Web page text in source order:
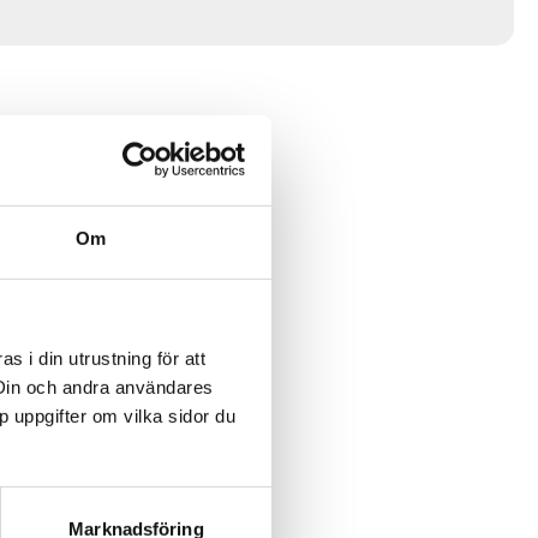
Om
i din utrustning för att
och andra användares
uppgifter om vilka sidor du
Marknadsföring